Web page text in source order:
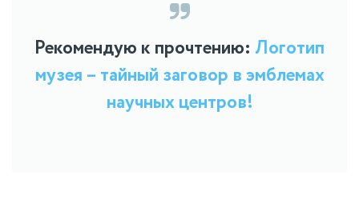
Рекомендую к прочтению: Логотип
музея – тайный заговор в эмблемах
научных центров!